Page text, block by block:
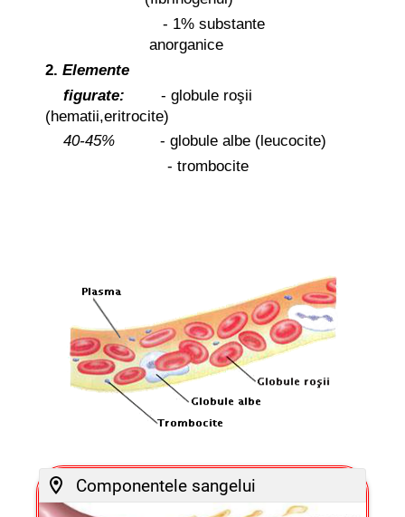
- 1% substante
anorganice
2. Elemente
figurate:
- globule roşii
(hematii,eritrocite)
40-45% - globule albe (leucocite)
- trombocite
Componentele sangelui